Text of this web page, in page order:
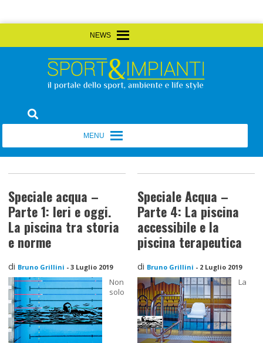
to
Sport&Impianti
Speciale acqua –
Parte 1: Ieri e oggi.
La piscina tra storia
e norme
di Bruno Grillini -3 Luglio 2019
Non
solo
Speciale Acqua –
Parte 4: La piscina
accessibile e la
piscina terapeutica
di Bruno Grillini - 2 Luglio 2019
La